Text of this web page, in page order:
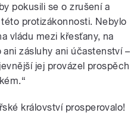
pokusili se o zrušení a
protizákonnosti. Nebylo
vládu mezi křesťany, na
zásluhy ani účastenství –
jej provázel prospěch
království prosperovalo!